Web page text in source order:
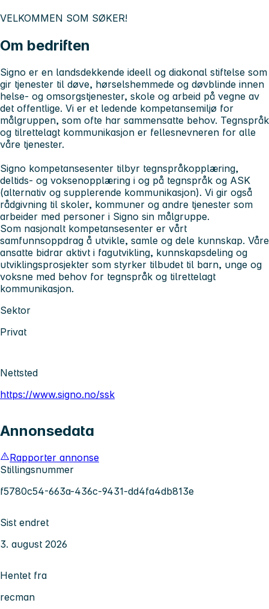
VELKOMMEN SOM SØKER!
Om bedriften
Signo er en landsdekkende ideell og diakonal stiftelse som
gir tjenester til døve, hørselshemmede og døvblinde innen
helse‑ og omsorgstjenester, skole og arbeid på vegne av
det offentlige. Vi er et ledende kompetansemiljø for
målgruppen, som ofte har sammensatte behov. Tegnspråk
og tilrettelagt kommunikasjon er fellesnevneren for alle
våre tjenester.
Signo kompetansesenter tilbyr tegnspråkopplæring,
deltids- og voksenopplæring i og på tegnspråk og ASK
(alternativ og supplerende kommunikasjon). Vi gir også
rådgivning til skoler, kommuner og andre tjenester som
arbeider med personer i Signo sin målgruppe.
Som nasjonalt kompetansesenter er vårt
samfunnsoppdrag å utvikle, samle og dele kunnskap. Våre
ansatte bidrar aktivt i fagutvikling, kunnskapsdeling og
utviklingsprosjekter som styrker tilbudet til barn, unge og
voksne med behov for tegnspråk og tilrettelagt
kommunikasjon.
Sektor
Privat
Nettsted
https://www.signo.no/ssk
Annonsedata
Rapporter annonse
Stillingsnummer
f5780c54-663a-436c-9431-dd4fa4db813e
Sist endret
3. august 2026
Hentet fra
recman